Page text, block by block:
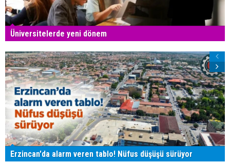
Üniversitelerde yeni dönem
Erzincan'da alarm veren tablo! Nüfus düşüşü sürüyor